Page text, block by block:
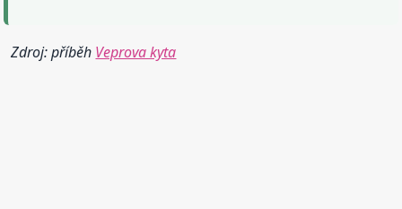
Zdroj: příběh Veprova kyta